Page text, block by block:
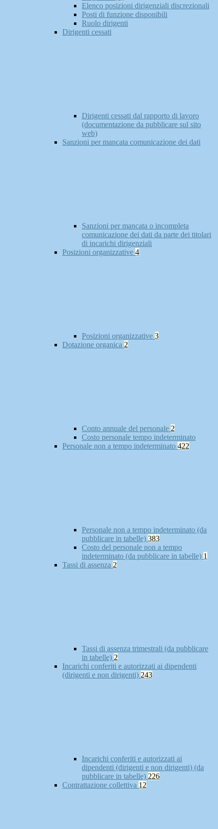
Elenco posizioni dirigenziali discrezionali
Posti di funzione disponibili
Ruolo dirigenti
Dirigenti cessati
Dirigenti cessati dal rapporto di lavoro
(documentazione da pubblicare sul sito
web)
Sanzioni per mancata comunicazione dei dati
Sanzioni per mancata o incompleta
comunicazione dei dati da parte dei titolari
di incarichi dirigenziali
Posizioni organizzative 4
Posizioni organizzative 3
Dotazione organica 2
Conto annuale del personale 2
Costo personale tempo indeterminato
Personale non a tempo indeterminato 422
Personale non a tempo indeterminato (da
pubblicare in tabelle) 383
Costo del personale non a tempo
indeterminato (da pubblicare in tabelle) 1
Tassi di assenza 2
Tassi di assenza trimestrali (da pubblicare
in tabelle) 2
Incarichi conferiti e autorizzati ai dipendenti
(dirigenti e non dirigenti) 243
Incarichi conferiti e autorizzati ai
dipendenti (dirigenti e non dirigenti) (da
pubblicare in tabelle) 226
Contrattazione collettiva 12